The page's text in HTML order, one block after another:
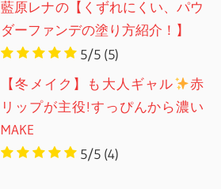
藍原レナの【くずれにくい、パウ
ダーファンデの塗り方紹介！】
5/5 (5)
【冬メイク】も大人ギャル
赤
リップが主役!すっぴんから濃い
MAKE
5/5 (4)